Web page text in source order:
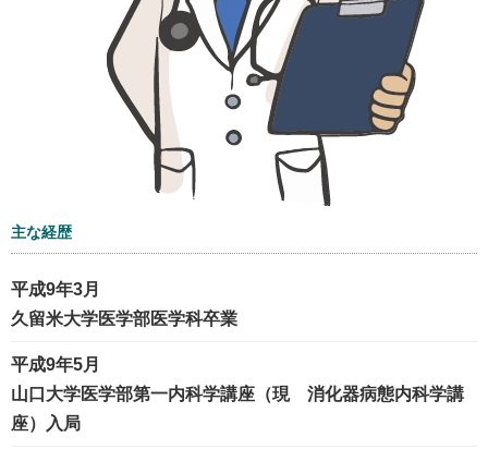
主な経歴
平成9年3月
久留米大学医学部医学科卒業
平成9年5月
山口大学医学部第一内科学講座（現 消化器病態内科学講
座）入局